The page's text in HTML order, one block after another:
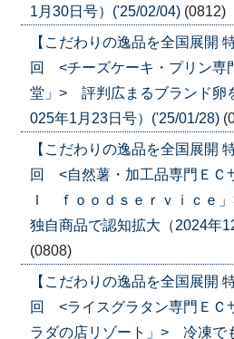
1月30日号）('25/02/04) (0812)
【こだわりの逸品を全国展開
回 <チーズケーキ・プリン専
堂」> 評判広まるブランド卵
025年1月23日号）('25/01/28)
【こだわりの逸品を全国展開
回 <自然薯・加工品専門ＥＣ
Ｉ ｆｏｏｄｓｅｒｖｉｃｅ
独自商品で認知拡大（2024年
(0808)
【こだわりの逸品を全国展開
回 <ライスグラタン専門ＥＣ
ラダの店リゾート」> 冷凍で